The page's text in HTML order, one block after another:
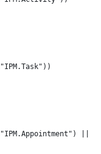
||